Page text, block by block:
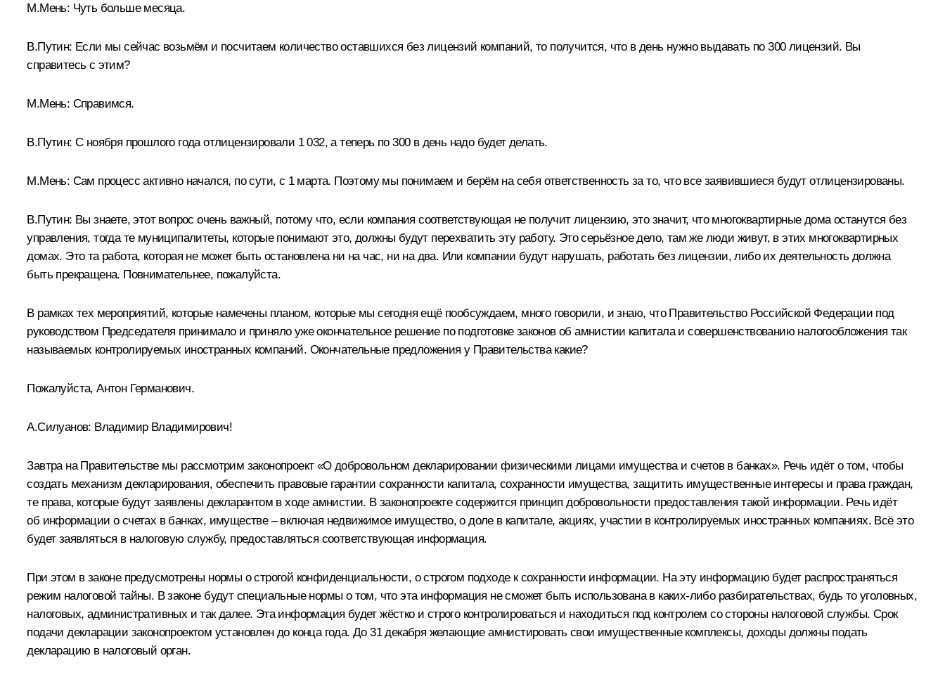
М.Мень: Чуть больше месяца.
В.Путин: Если мы сейчас возьмём и посчитаем количество оставшихся без лицензий компаний, то получится, что в день нужно выдавать по 300 лицензий. Вы
справитесь с этим?
М.Мень: Справимся.
В.Путин: С ноября прошлого года отлицензировали 1 032, а теперь по 300 в день надо будет делать.
М.Мень: Сам процесс активно начался, по сути, с 1 марта. Поэтому мы понимаем и берём на себя ответственность за то, что все заявившиеся будут отлицензированы.
В.Путин: Вы знаете, этот вопрос очень важный, потому что, если компания соответствующая не получит лицензию, это значит, что многоквартирные дома останутся без
управления, тогда те муниципалитеты, которые понимают это, должны будут перехватить эту работу. Это серьёзное дело, там же люди живут, в этих многоквартирных
домах. Это та работа, которая не может быть остановлена ни на час, ни на два. Или компании будут нарушать, работать без лицензии, либо их деятельность должна
быть прекращена. Повнимательнее, пожалуйста.
В рамках тех мероприятий, которые намечены планом, которые мы сегодня ещё пообсуждаем, много говорили, и знаю, что Правительство Российской Федерации под
руководством Председателя принимало и приняло уже окончательное решение по подготовке законов об амнистии капитала и совершенствованию налогообложения так
называемых контролируемых иностранных компаний. Окончательные предложения у Правительства какие?
Пожалуйста, Антон Германович.
А.Силуанов: Владимир Владимирович!
Завтра на Правительстве мы рассмотрим законопроект «О добровольном декларировании физическими лицами имущества и счетов в банках». Речь идёт о том, чтобы
создать механизм декларирования, обеспечить правовые гарантии сохранности капитала, сохранности имущества, защитить имущественные интересы и права граждан,
те права, которые будут заявлены декларантом в ходе амнистии. В законопроекте содержится принцип добровольности предоставления такой информации. Речь идёт
об информации о счетах в банках, имуществе – включая недвижимое имущество, о доле в капитале, акциях, участии в контролируемых иностранных компаниях. Всё это
будет заявляться в налоговую службу, предоставляться соответствующая информация.
При этом в законе предусмотрены нормы о строгой конфиденциальности, о строгом подходе к сохранности информации. На эту информацию будет распространяться
режим налоговой тайны. В законе будут специальные нормы о том, что эта информация не сможет быть использована в каких‑либо разбирательствах, будь то уголовных,
налоговых, административных и так далее. Эта информация будет жёстко и строго контролироваться и находиться под контролем со стороны налоговой службы. Срок
подачи декларации законопроектом установлен до конца года. До 31 декабря желающие амнистировать свои имущественные комплексы, доходы должны подать
декларацию в налоговый орган.